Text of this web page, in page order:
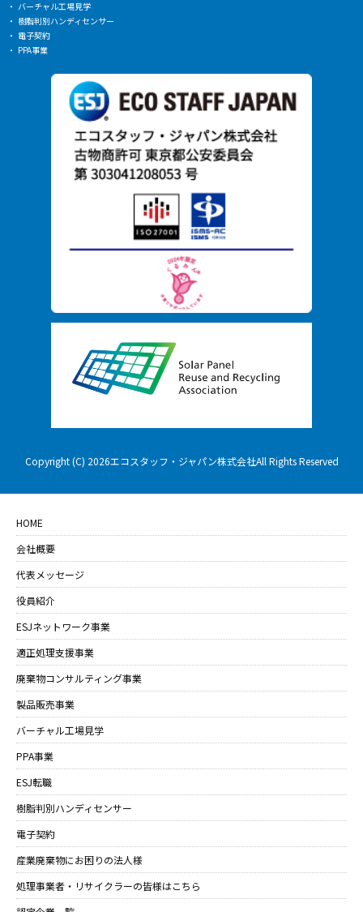
バーチャル工場見学
樹脂判別ハンディセンサー
電子契約
PPA事業
Copyright (C) 2026エコスタッフ・ジャパン株式会社All Rights Reserved
HOME
会社概要
代表メッセージ
役員紹介
ESJネットワーク事業
適正処理支援事業
廃棄物コンサルティング事業
製品販売事業
バーチャル工場見学
PPA事業
ESJ転職
樹脂判別ハンディセンサー
電子契約
産業廃棄物にお困りの法人様
処理事業者・リサイクラーの皆様はこちら